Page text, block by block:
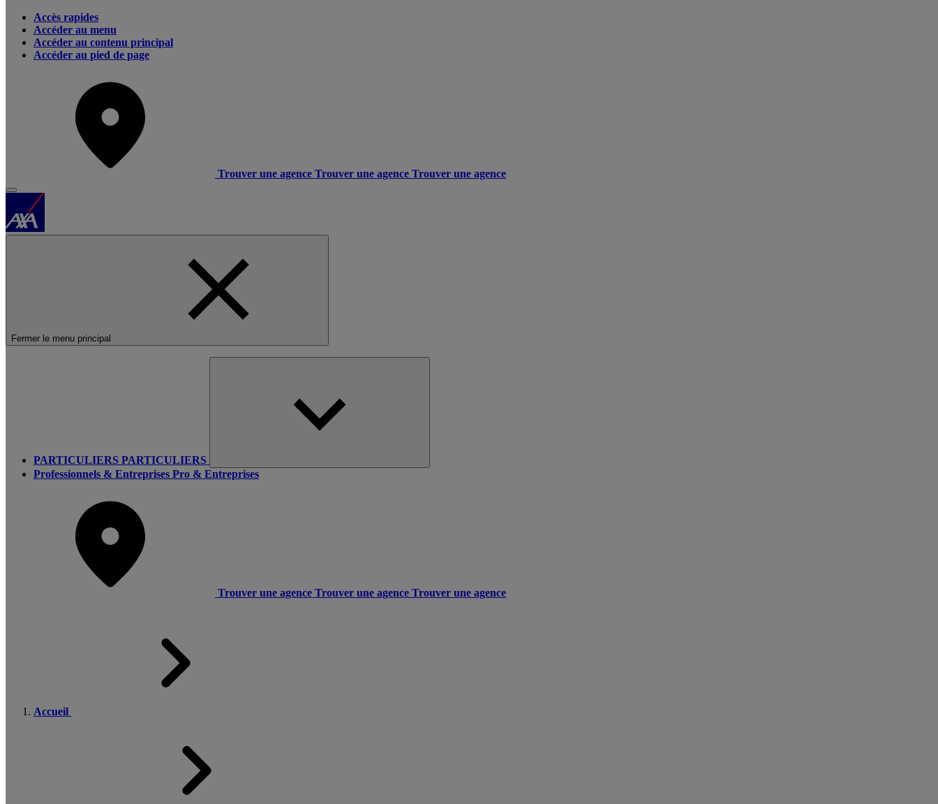
Accès rapides
Accéder au menu
Accéder au contenu principal
Accéder au pied de page
Trouver une agence Trouver une agence Trouver une agence
Fermer le menu principal
PARTICULIERS PARTICULIERS
Professionnels & Entreprises Pro & Entreprises
Trouver une agence Trouver une agence Trouver une agence
Accueil